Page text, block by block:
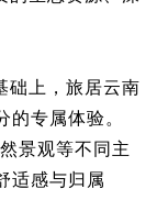
础上，旅居云南
专属体验。
景观等不同主
适感与归属